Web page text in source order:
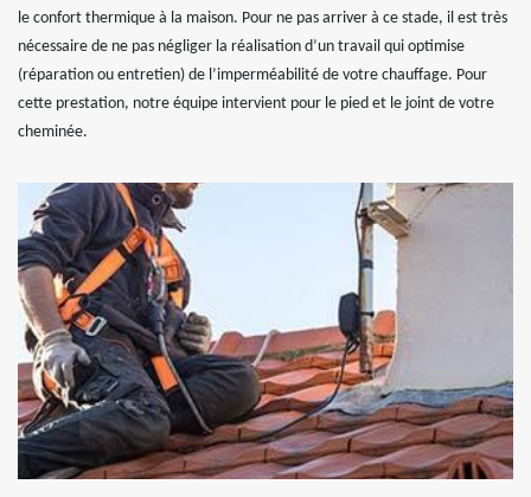
le confort thermique à la maison. Pour ne pas arriver à ce stade, il est très
nécessaire de ne pas négliger la réalisation d’un travail qui optimise
(réparation ou entretien) de l’imperméabilité de votre chauffage. Pour
cette prestation, notre équipe intervient pour le pied et le joint de votre
cheminée.